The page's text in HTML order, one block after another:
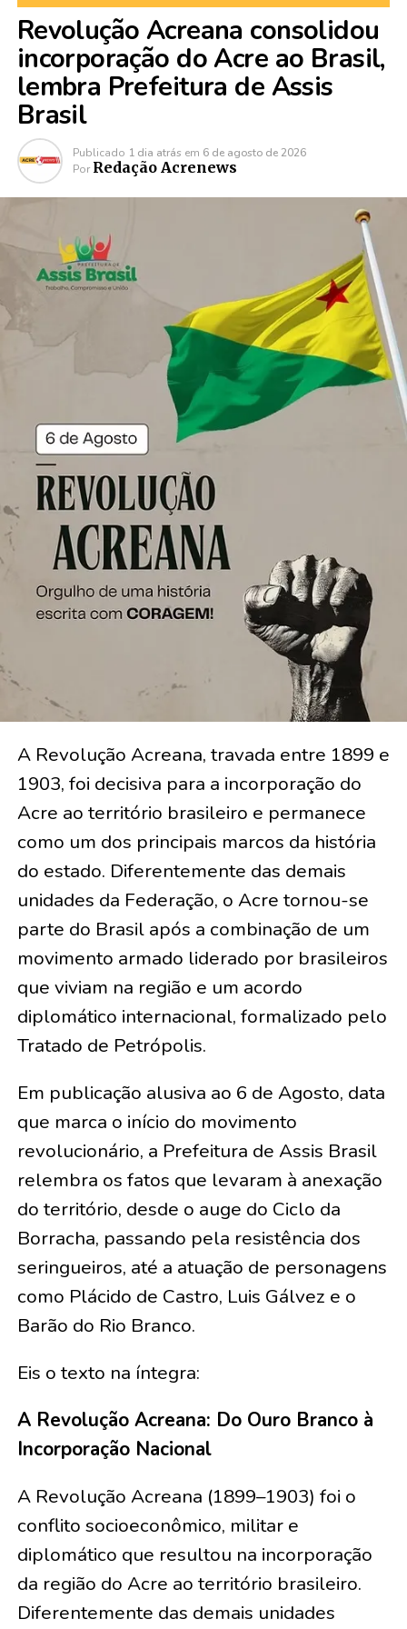
Revolução Acreana consolidou
incorporação do Acre ao Brasil,
lembra Prefeitura de Assis
Brasil
Publicado 1 dia atrás em 6 de agosto de 2026
Por Redação Acrenews
A Revolução Acreana, travada entre 1899 e
1903, foi decisiva para a incorporação do
Acre ao território brasileiro e permanece
como um dos principais marcos da história
do estado. Diferentemente das demais
unidades da Federação, o Acre tornou-se
parte do Brasil após a combinação de um
movimento armado liderado por brasileiros
que viviam na região e um acordo
diplomático internacional, formalizado pelo
Tratado de Petrópolis.
Em publicação alusiva ao 6 de Agosto, data
que marca o início do movimento
revolucionário, a Prefeitura de Assis Brasil
relembra os fatos que levaram à anexação
do território, desde o auge do Ciclo da
Borracha, passando pela resistência dos
seringueiros, até a atuação de personagens
como Plácido de Castro, Luis Gálvez e o
Barão do Rio Branco.
Eis o texto na íntegra:
A Revolução Acreana: Do Ouro Branco à
Incorporação Nacional
A Revolução Acreana (1899–1903) foi o
conflito socioeconômico, militar e
diplomático que resultou na incorporação
da região do Acre ao território brasileiro.
Diferentemente das demais unidades